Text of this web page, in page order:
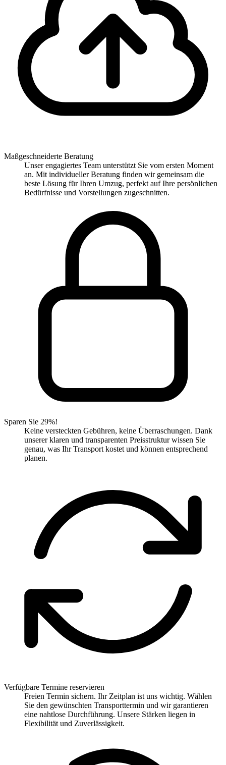
Maßgeschneiderte Beratung
Unser engagiertes Team unterstützt Sie vom ersten Moment
an. Mit individueller Beratung finden wir gemeinsam die
beste Lösung für Ihren Umzug, perfekt auf Ihre persönlichen
Bedürfnisse und Vorstellungen zugeschnitten.
Sparen Sie 29%!
Keine versteckten Gebühren, keine Überraschungen. Dank
unserer klaren und transparenten Preisstruktur wissen Sie
genau, was Ihr Transport kostet und können entsprechend
planen.
Verfügbare Termine reservieren
Freien Termin sichern. Ihr Zeitplan ist uns wichtig. Wählen
Sie den gewünschten Transporttermin und wir garantieren
eine nahtlose Durchführung. Unsere Stärken liegen in
Flexibilität und Zuverlässigkeit.